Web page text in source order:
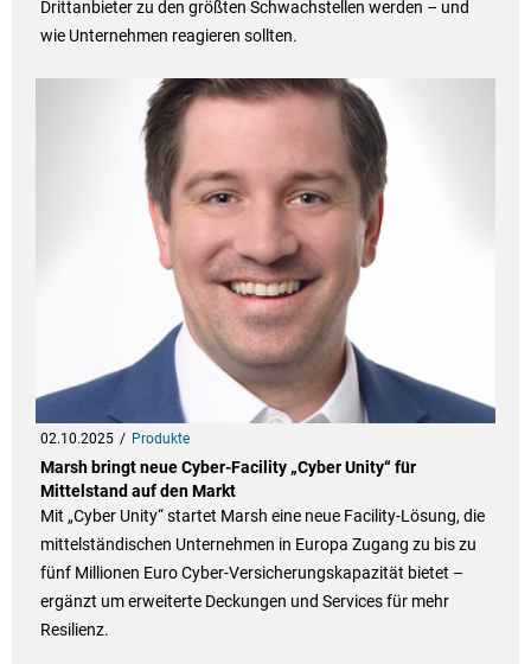
Drittanbieter zu den größten Schwachstellen werden – und
wie Unternehmen reagieren sollten.
02.10.2025 Produkte
Marsh bringt neue Cyber-Facility „Cyber Unity“ für
Mittelstand auf den Markt
Mit „Cyber Unity“ startet Marsh eine neue Facility-Lösung, die
mittelständischen Unternehmen in Europa Zugang zu bis zu
fünf Millionen Euro Cyber-Versicherungskapazität bietet –
ergänzt um erweiterte Deckungen und Services für mehr
Resilienz.